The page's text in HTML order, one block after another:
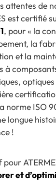
attentes de
est certifié
, pour « la
la
et la
à
norme ISO
longue
!
pour
et